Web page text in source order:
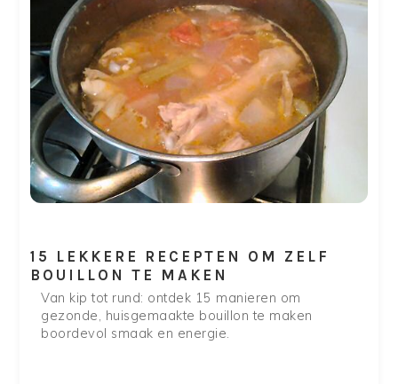
15 LEKKERE RECEPTEN OM ZELF
BOUILLON TE MAKEN
Van kip tot rund: ontdek 15 manieren om
gezonde, huisgemaakte bouillon te maken
boordevol smaak en energie.